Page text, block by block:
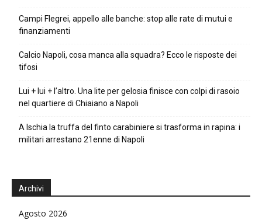
Campi Flegrei, appello alle banche: stop alle rate di mutui e
finanziamenti
Calcio Napoli, cosa manca alla squadra? Ecco le risposte dei
tifosi
Lui + lui + l’altro. Una lite per gelosia finisce con colpi di rasoio
nel quartiere di Chiaiano a Napoli
A Ischia la truffa del finto carabiniere si trasforma in rapina: i
militari arrestano 21enne di Napoli
Archivi
Agosto 2026